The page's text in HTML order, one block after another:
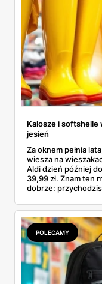
Kalosze i softshelle
jesień
Za oknem pełnia
wiesza na
Aldi dzień później
39,99 zł. Znam ten
dobrze:
pojawi się w
sens kupować
POLECAMY